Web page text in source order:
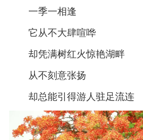
一季一相逢
它从不大肆喧哗
却凭满树红火惊艳湖畔
从不刻意张扬
却总能引得游人驻足流连